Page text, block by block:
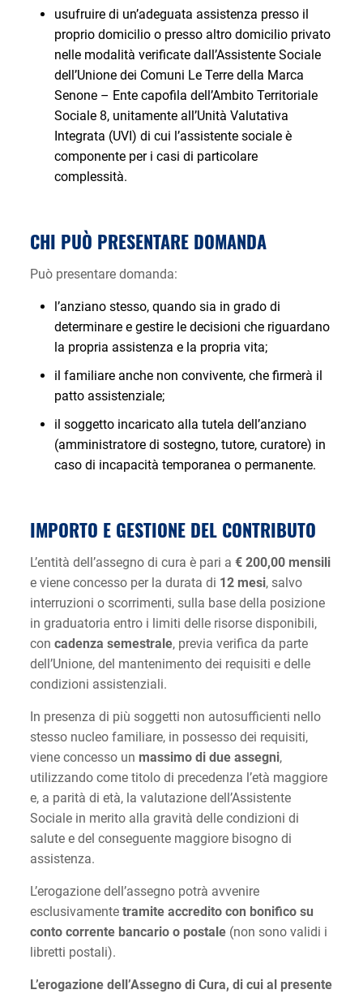
usufruire di un’adeguata assistenza presso il
proprio domicilio o presso altro domicilio privato
nelle modalità verificate dall’Assistente Sociale
dell’Unione dei Comuni Le Terre della Marca
Senone – Ente capofila dell’Ambito Territoriale
Sociale 8, unitamente all’Unità Valutativa
Integrata (UVI) di cui l’assistente sociale è
componente per i casi di particolare
complessità.
CHI PUÒ PRESENTARE DOMANDA
Può presentare domanda:
l’anziano stesso, quando sia in grado di
determinare e gestire le decisioni che riguardano
la propria assistenza e la propria vita;
il familiare anche non convivente, che firmerà il
patto assistenziale;
il soggetto incaricato alla tutela dell’anziano
(amministratore di sostegno, tutore, curatore) in
caso di incapacità temporanea o permanente.
IMPORTO E GESTIONE DEL CONTRIBUTO
L’entità dell’assegno di cura è pari a € 200,00 mensili
e viene concesso per la durata di 12 mesi, salvo
interruzioni o scorrimenti, sulla base della posizione
in graduatoria entro i limiti delle risorse disponibili,
con cadenza semestrale, previa verifica da parte
dell’Unione, del mantenimento dei requisiti e delle
condizioni assistenziali.
In presenza di più soggetti non autosufficienti nello
stesso nucleo familiare, in possesso dei requisiti,
viene concesso un massimo di due assegni,
utilizzando come titolo di precedenza l’età maggiore
e, a parità di età, la valutazione dell’Assistente
Sociale in merito alla gravità delle condizioni di
salute e del conseguente maggiore bisogno di
assistenza.
L’erogazione dell’assegno potrà avvenire
esclusivamente tramite accredito con bonifico su
conto corrente bancario o postale(non sono validi i
libretti postali).
L’erogazione dell’Assegno di Cura, di cui al presente